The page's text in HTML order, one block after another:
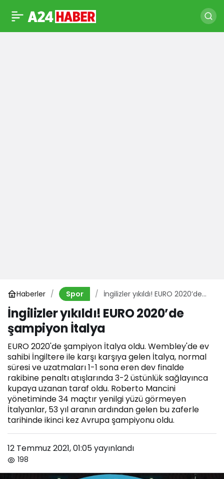
Haberler Spor
İngilizler yıkıldı! EURO 2020’de
İngilizler yıkıldı! EURO 2020’de
şampiyon İtalya
EURO 2020'de şampiyon İtalya oldu. Wembley'de ev
sahibi İngiltere ile karşı karşıya gelen İtalya, normal
süresi ve uzatmaları 1-1 sona eren dev finalde
rakibine penaltı atışlarında 3-2 üstünlük sağlayınca
kupaya uzanan taraf oldu. Roberto Mancini
yönetiminde 34 maçtır yenilgi yüzü görmeyen
İtalyanlar, 53 yıl aranın ardından gelen bu zaferle
tarihinde ikinci kez Avrupa şampiyonu oldu.
12 Temmuz 2021, 01:05yayınlandı
198